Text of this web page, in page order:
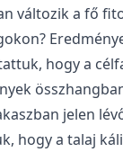
változik a fő
hogy a
jelen
hogy a talaj